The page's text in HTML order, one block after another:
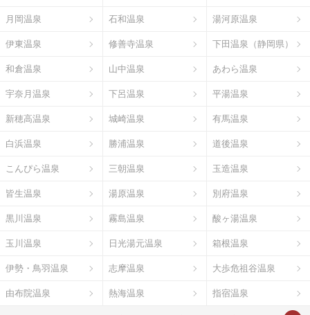
月岡温泉 石和温泉 湯河原温泉
伊東温泉 修善寺温泉 下田温泉（静岡県）
和倉温泉 山中温泉 あわら温泉
宇奈月温泉 下呂温泉 平湯温泉
新穂高温泉 城崎温泉 有馬温泉
白浜温泉 勝浦温泉 道後温泉
こんぴら温泉 三朝温泉 玉造温泉
皆生温泉 湯原温泉 別府温泉
黒川温泉 霧島温泉 酸ヶ湯温泉
玉川温泉 日光湯元温泉 箱根温泉
伊勢・鳥羽温泉 志摩温泉 大歩危祖谷温泉
由布院温泉 熱海温泉 指宿温泉